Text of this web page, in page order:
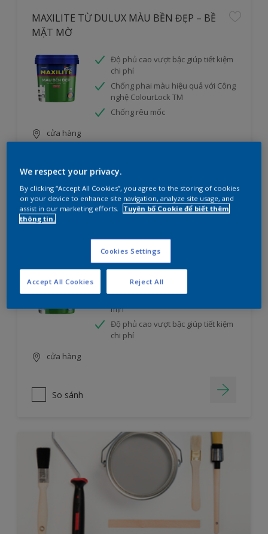
MAXILITE TỪ DULUX MÀU BỀN ĐẸP – BỀ
MẶT MỜ
Độ phủ cao vượt bậc giúp tiết kiệm
chi phí
Chống phai màu hiệu quả với Công
nghệ ColourLock TM
Chống rêu mốc
cửa hàng
So sánh
MẶT BÓNG MỜ
Chống phai màu hiệu quả với Công
nghệ ColourLock TM
Dễ thi công, màng sơn đẹp và nhẵn
mịn
Độ phủ cao vượt bậc giúp tiết kiệm
chi phí
cửa hàng
So sánh
We respect your privacy.
By clicking “Accept All Cookies”, you agree to the storing of cookies
on your device to enhance site navigation, analyze site usage, and
assist in our marketing efforts.
Tuyên bố Cookie để biết thêm
thông tin.
Cookies Settings
Reject All
Accept All Cookies